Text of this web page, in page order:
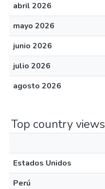
abril 2026
mayo 2026
junio 2026
julio 2026
agosto 2026
Top country views
Estados Unidos
Perú